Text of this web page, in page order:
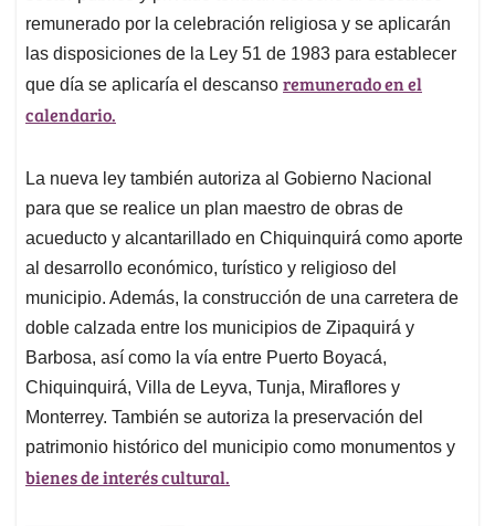
remunerado por la celebración religiosa y se aplicarán
las disposiciones de la Ley 51 de 1983 para establecer
que día se aplicaría el descanso remunerado en el
calendario.
La nueva ley también autoriza al Gobierno Nacional
para que se realice un plan maestro de obras de
acueducto y alcantarillado en Chiquinquirá como aporte
al desarrollo económico, turístico y religioso del
municipio. Además, la construcción de una carretera de
doble calzada entre los municipios de Zipaquirá y
Barbosa, así como la vía entre Puerto Boyacá,
Chiquinquirá, Villa de Leyva, Tunja, Miraflores y
Monterrey. También se autoriza la preservación del
patrimonio histórico del municipio como monumentos y
bienes de interés cultural.